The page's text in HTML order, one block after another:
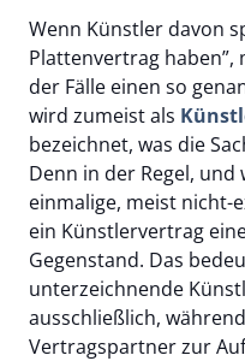
Wenn Künstler davon
Plattenvertrag haben”,
der Fälle einen so
wird zumeist als
bezeichnet, was die
Denn in der Regel,
einmalige, meist nicht-
ein Künstlervertrag
Gegenstand. Das
unterzeichnende
ausschließlich,
Vertragspartner zur